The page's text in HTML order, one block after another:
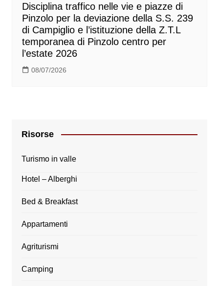
Disciplina traffico nelle vie e piazze di
Pinzolo per la deviazione della S.S. 239
di Campiglio e l’istituzione della Z.T.L
temporanea di Pinzolo centro per
l’estate 2026
08/07/2026
Risorse
Turismo in valle
Hotel – Alberghi
Bed & Breakfast
Appartamenti
Agriturismi
Camping